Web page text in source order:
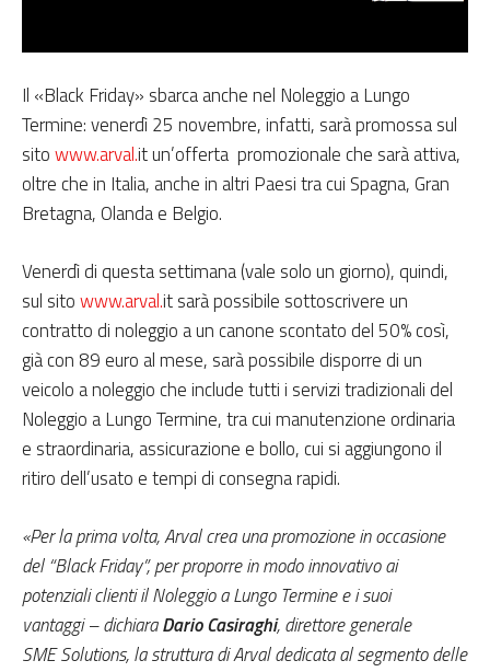
Il «Black Friday» sbarca anche nel Noleggio a Lungo
Termine: venerdì 25 novembre, infatti, sarà promossa sul
sitowww.arval.it un’offerta promozionale che sarà attiva,
oltre che in Italia, anche in altri Paesi tra cui Spagna, Gran
Bretagna, Olanda e Belgio.
Venerdì di questa settimana (vale solo un giorno), quindi,
sul sitowww.arval.it sarà possibile sottoscrivere un
contratto di noleggio a un canone scontato del 50% così,
già con 89 euro al mese, sarà possibile disporre di un
veicolo a noleggio che include tutti i servizi tradizionali del
Noleggio a Lungo Termine, tra cui manutenzione ordinaria
e straordinaria, assicurazione e bollo, cui si aggiungono il
ritiro dell’usato e tempi di consegna rapidi.
«Per la prima volta, Arval crea una promozione in occasione
del “Black Friday”, per proporre in modo innovativo ai
potenziali clienti il Noleggio a Lungo Termine e i suoi
vantaggi – dichiaraDario Casiraghi, direttore generale
SME Solutions, la struttura di Arval dedicata al segmento delle